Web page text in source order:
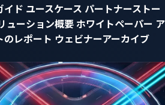
イド ユースケース パートナーストー
ューション概要 ホワイトペーパー ア
のレポート ウェビナーアーカイブ
をまとめます：
ンチメートル単位の精度で距離
これは飛行時間（ToF）測定に
送信機から受信機まで信号が移